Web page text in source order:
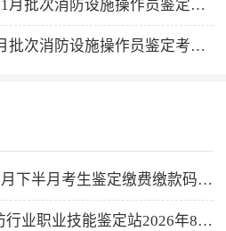
重庆站关于续增2023年11月批次消防设施操作员鉴定考试名额的公告
新疆关于续增2023年11月批次消防设施操作员鉴定考试名额的公告
青海鉴定站关于2026年8月下半月考生鉴定缴费缴款码公示的公告
青海省消防救援总队消防行业职业技能鉴定站2026年8月下半月消防设施操作员职业技能鉴定公告